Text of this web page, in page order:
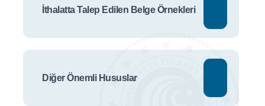
İthalatta Talep Edilen Belge Örnekleri
Diğer Önemli Hususlar